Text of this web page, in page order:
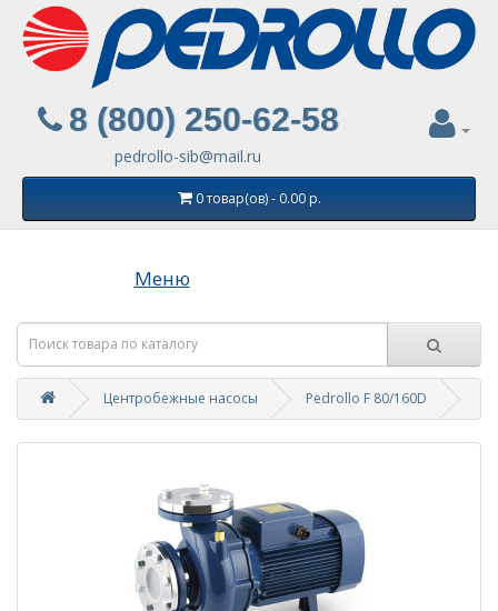
8 (800) 250-62-58
pedrollo-sib@mail.ru
0 товар(ов) - 0.00 р.
Меню
Центробежные насосы Pedrollo F 80/160D